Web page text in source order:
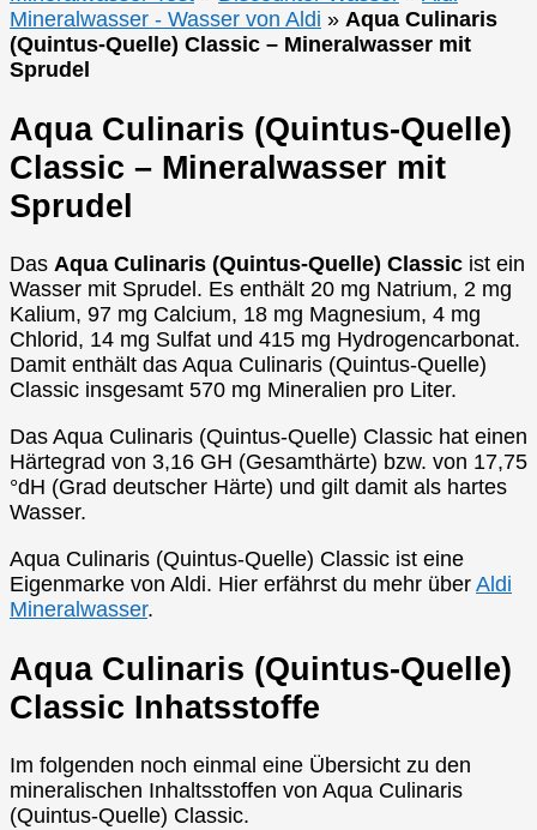
Mineralwasser - Wasser von Aldi » Aqua Culinaris
(Quintus-Quelle) Classic – Mineralwasser mit
Sprudel
Aqua Culinaris (Quintus-Quelle)
Classic – Mineralwasser mit
Sprudel
Das Aqua Culinaris (Quintus-Quelle) Classic ist ein
Wasser mit Sprudel. Es enthält 20 mg Natrium, 2 mg
Kalium, 97 mg Calcium, 18 mg Magnesium, 4 mg
Chlorid, 14 mg Sulfat und 415 mg Hydrogencarbonat.
Damit enthält das Aqua Culinaris (Quintus-Quelle)
Classic insgesamt 570 mg Mineralien pro Liter.
Das Aqua Culinaris (Quintus-Quelle) Classic hat einen
Härtegrad von 3,16 GH (Gesamthärte) bzw. von 17,75
°dH (Grad deutscher Härte) und gilt damit als hartes
Wasser.
Aqua Culinaris (Quintus-Quelle) Classic ist eine
Eigenmarke von Aldi. Hier erfährst du mehr über Aldi
Mineralwasser.
Aqua Culinaris (Quintus-Quelle)
Classic Inhatsstoffe
Im folgenden noch einmal eine Übersicht zu den
mineralischen Inhaltsstoffen von Aqua Culinaris
(Quintus-Quelle) Classic.